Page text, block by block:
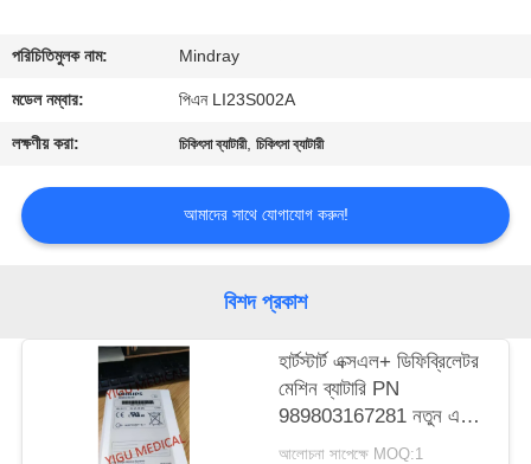
নিয়ন্ত্রণ
আমাদের
সাথে
যোগাযোগ
উদ্ধৃতি
পরিচিতিমুলক নাম: Mindray
মডেল নম্বার: পিএন LI23S002A
লক্ষণীয় করা: চিকিৎসা ব্যাটারী,চিকিৎসা ব্যাটারী
আমাদের সাথে যোগাযোগ করুন!
বিশদ প্রকাশ
হার্টস্টার্ট এক্সএল+ ডিফিব্রিলেটর
মেশিন ব্যাটারি PN
989803167281 নতুন এবং
আলোচনা সাপেক্ষে MOQ:1